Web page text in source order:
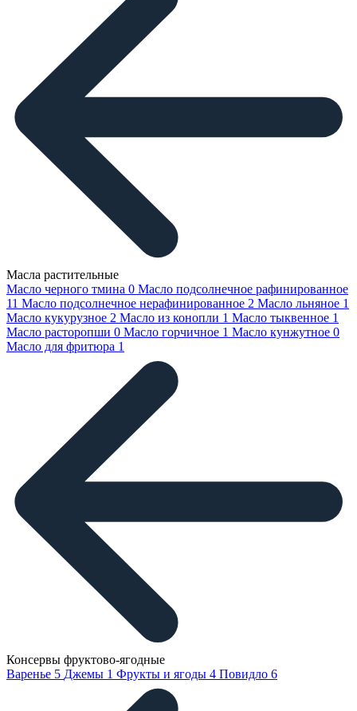
Масла растительные
Масло черного тмина 0 Масло подсолнечное рафинированное
11 Масло подсолнечное нерафинированное 2 Масло льняное 1
Масло кукурузное 2 Масло из конопли 1 Масло тыквенное 1
Масло расторопши 0 Масло горчичное 1 Масло кунжутное 0
Масло для фритюра 1
Консервы фруктово-ягодные
Варенье 5 Джемы 1 Фрукты и ягоды 4 Повидло 6